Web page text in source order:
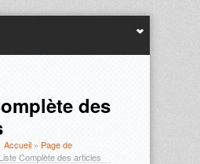
des
Accueil » Page de
Liste Complète des articles